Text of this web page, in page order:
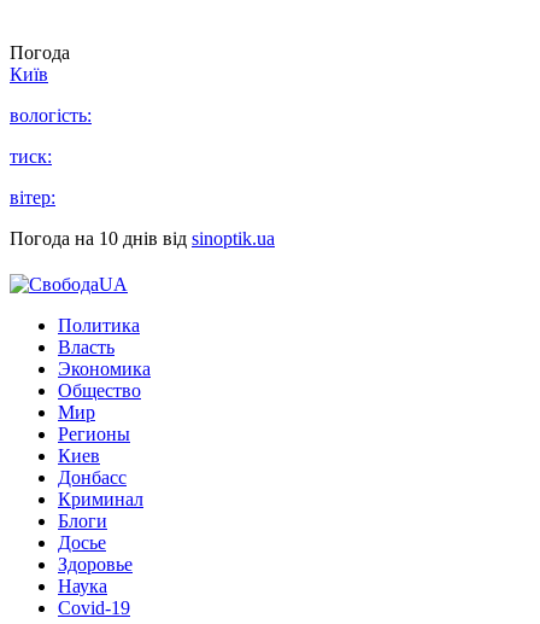
Погода
Київ
вологість:
тиск:
вітер:
Погода на 10 днів від sinoptik.ua
Политика
Власть
Экономика
Общество
Мир
Регионы
Киев
Донбасс
Криминал
Блоги
Досье
Здоровье
Наука
Covid-19